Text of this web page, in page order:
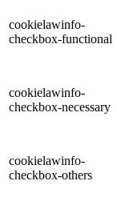
cookielawinfo-
checkbox-functional
cookielawinfo-
checkbox-necessary
cookielawinfo-
checkbox-others